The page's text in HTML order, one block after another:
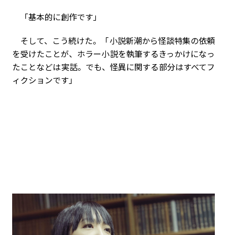
「基本的に創作です」
そして、こう続けた。「小説新潮から怪談特集の依頼
を受けたことが、ホラー小説を執筆するきっかけになっ
たことなどは実話。でも、怪異に関する部分はすべてフ
ィクションです」